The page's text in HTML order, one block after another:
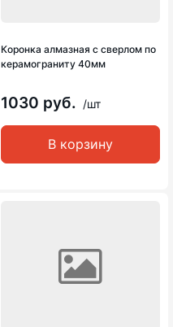
Коронка алмазная с сверлом по
керамограниту 40мм
1030 руб. /шт
В корзину